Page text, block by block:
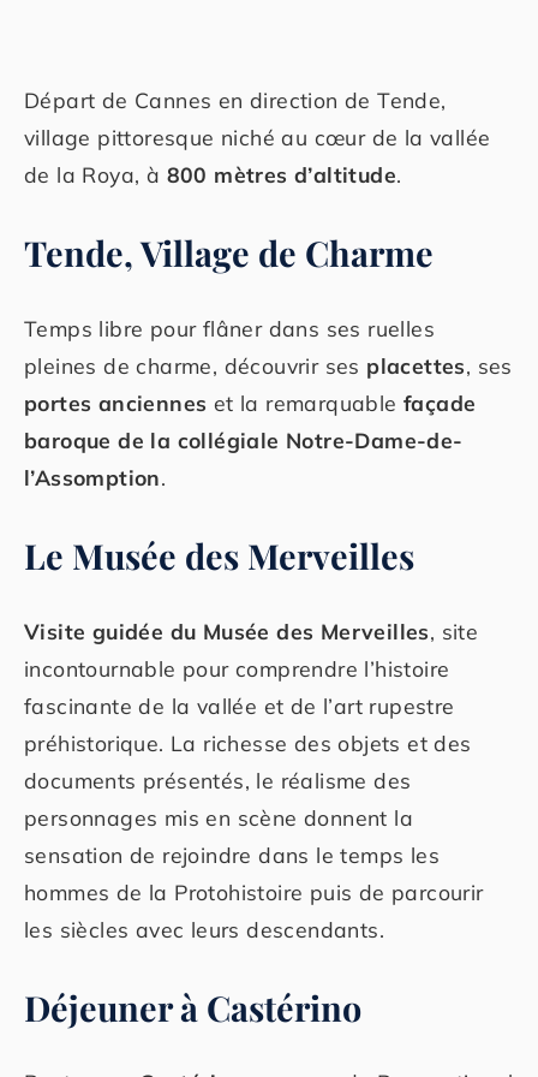
Départ de Cannes en direction de Tende,
village pittoresque niché au cœur de la vallée
de la Roya, à 800 mètres d’altitude.
Tende, Village de Charme
Temps libre pour flâner dans ses ruelles
pleines de charme, découvrir ses placettes, ses
portes anciennes et la remarquablefaçade
baroque de la collégiale Notre-Dame-de-
l’Assomption.
Le Musée des Merveilles
Visite guidée du Musée des Merveilles, site
incontournable pour comprendre l’histoire
fascinante de la vallée et de l’art rupestre
préhistorique. La richesse des objets et des
documents présentés, le réalisme des
personnages mis en scène donnent la
sensation de rejoindre dans le temps les
hommes de la Protohistoire puis de parcourir
les siècles avec leurs descendants.
Déjeuner à Castérino